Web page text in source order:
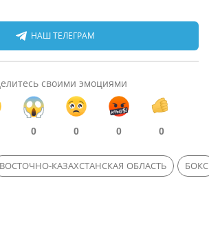
НАШ ТЕЛЕГРАМ
своими эмоциями
0 0 0 0
ВОСТОЧНО-КАЗАХСТАНСКАЯ ОБЛАСТЬ БОКС